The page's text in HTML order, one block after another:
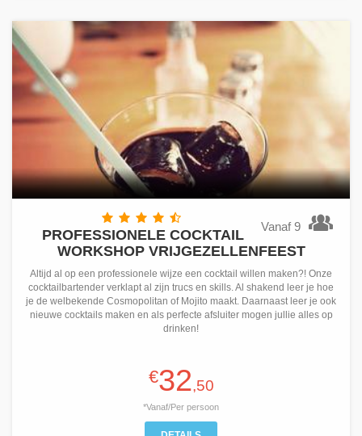
Vanaf 9
PROFESSIONELE COCKTAIL
WORKSHOP VRIJGEZELLENFEEST
Altijd al op een professionele wijze een cocktail willen maken?! Onze
cocktailbartender verklapt al zijn trucs en skills. Al shakend leer je hoe
je de welbekende Cosmopolitan of Mojito maakt. Daarnaast leer je ook
nieuwe cocktails maken en als perfecte afsluiter mogen jullie alles op
drinken!
€32,50
*Vanaf/Per persoon